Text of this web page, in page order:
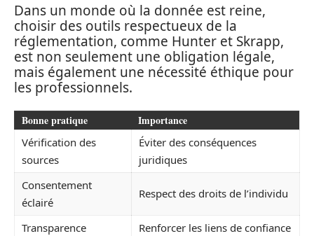
Dans un monde où la donnée est reine,
choisir des outils respectueux de la
réglementation, comme Hunter et Skrapp,
est non seulement une obligation légale,
mais également une nécessité éthique pour
les professionnels.
Bonne pratique Importance
Vérification des
sources
Éviter des conséquences
juridiques
Consentement
éclairé
Respect des droits de l’individu
Transparence Renforcer les liens de confiance